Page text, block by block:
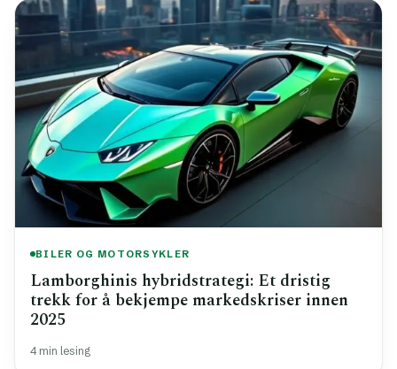
BILER OG MOTORSYKLER
Lamborghinis hybridstrategi: Et dristig
trekk for å bekjempe markedskriser innen
2025
4 min lesing